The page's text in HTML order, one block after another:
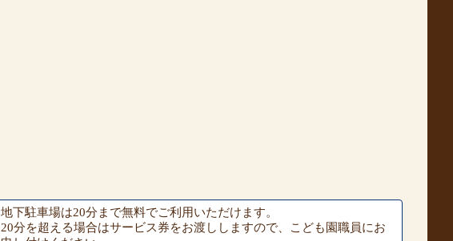
地下駐車場は20分まで無料でご利用いただけます。
20分を超える場合はサービス券をお渡ししますので、こども園職員にお